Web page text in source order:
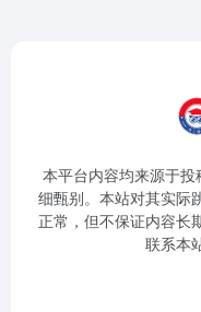
本平台内容均来源于
细甄别。本站对其实际
正常，但不保证内容长
联系本